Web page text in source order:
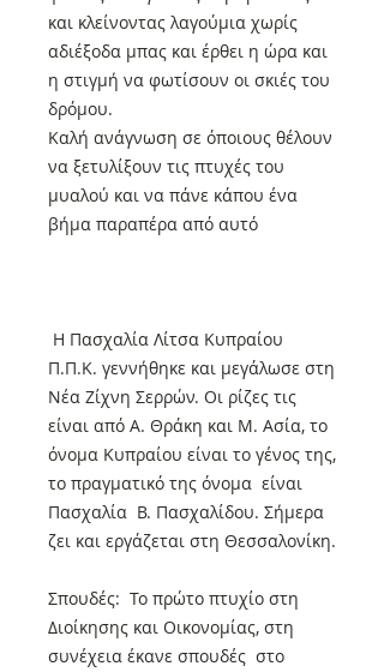
και κλείνοντας λαγούμια χωρίς
αδιέξοδα μπας και έρθει η ώρα και
η στιγμή να φωτίσουν οι σκιές του
δρόμου.
Καλή ανάγνωση σε όποιους θέλουν
να ξετυλίξουν τις πτυχές του
μυαλού και να πάνε κάπου ένα
βήμα παραπέρα από αυτό
Η Πασχαλία Λίτσα Κυπραίου
Π.Π.Κ. γεννήθηκε και μεγάλωσε στη
Νέα Ζίχνη Σερρών. Οι ρίζες τις
είναι από Α. Θράκη και Μ. Ασία, το
όνομα Κυπραίου είναι το γένος της,
το πραγματικό της όνομα είναι
Πασχαλία Β. Πασχαλίδου. Σήμερα
ζει και εργάζεται στη Θεσσαλονίκη.
Σπουδές: Το πρώτο πτυχίο στη
Διοίκησης και Οικονομίας, στη
συνέχεια έκανε σπουδές στο